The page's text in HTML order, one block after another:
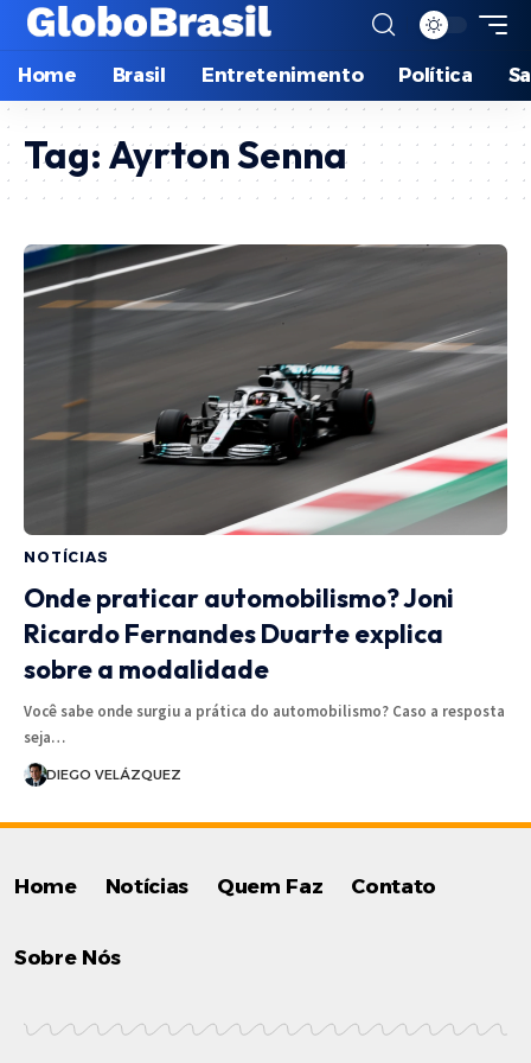
Home Brasil Entretenimento Política
Tag: Ayrton Senna
NOTÍCIAS
Onde praticar automobilismo? Joni
Ricardo Fernandes Duarte explica
sobre a modalidade
Você sabe onde surgiu a prática do automobilismo? Caso a resposta
seja…
DIEGO VELÁZQUEZ
Home Notícias Quem Faz Contato
Sobre Nós